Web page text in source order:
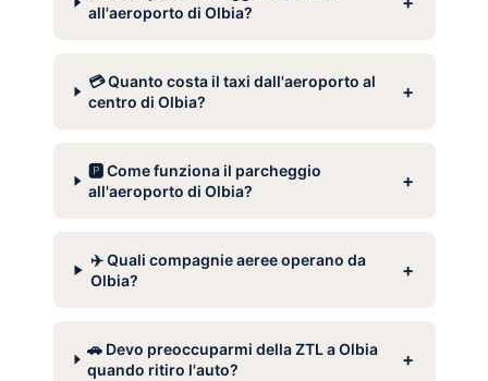
all'aeroporto di Olbia?
💳 Quanto costa il taxi dall'aeroporto al
centro di Olbia?
+
🅿️ Come funziona il parcheggio
all'aeroporto di Olbia?
+
✈️ Quali compagnie aeree operano da
Olbia?
+
🚗 Devo preoccuparmi della ZTL a Olbia
quando ritiro l'auto?
+